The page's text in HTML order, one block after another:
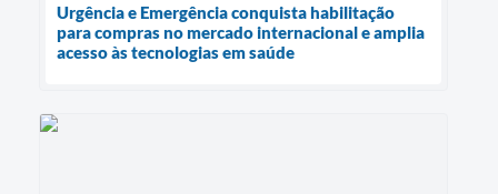
Urgência e Emergência conquista habilitação
para compras no mercado internacional e amplia
acesso às tecnologias em saúde